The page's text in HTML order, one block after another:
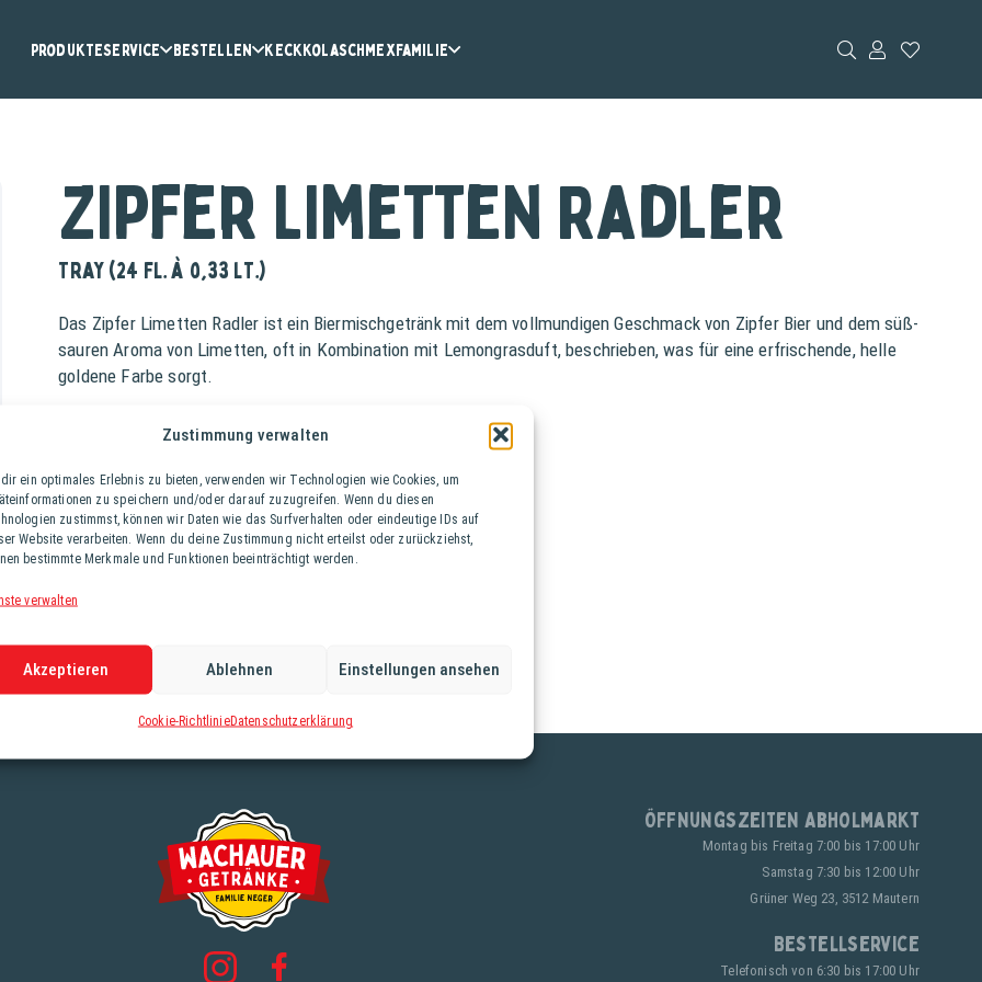
Zustimmung verwalten
ein optimales Erlebnis zu bieten, verwenden wir Technologien wie Cookies, um
zu speichern und/oder darauf zuzugreifen. Wenn du diesen
zustimmst, können wir Daten wie das Surfverhalten oder eindeutige IDs auf
Website verarbeiten. Wenn du deine Zustimmung nicht erteilst oder zurückziehst,
bestimmte Merkmale und Funktionen beeinträchtigt werden.
verwalten
Akzeptieren Ablehnen Einstellungen ansehen
Cookie-RichtlinieDatenschutzerklärung
ProdukteService Bestellen KeckKolaSchmexFamilie
Zipfer Limetten Radler
Tray (24 Fl. à 0,33 lt.)
Das Zipfer Limetten Radler ist ein Biermischgetränk mit dem vollmundigen Geschmack von Zipfer Bier und dem süß-
sauren Aroma von Limetten, oft in Kombination mit Lemongrasduft, beschrieben, was für eine erfrischende, helle
goldene Farbe sorgt.
Alkoholgehalt: 2%
Öffnungszeiten Abholmarkt
Montag bis Freitag 7:00 bis 17:00 Uhr
Samstag 7:30 bis 12:00 Uhr
Grüner Weg 23, 3512 Mautern
Bestellservice
Telefonisch von 6:30 bis 17:00 Uhr